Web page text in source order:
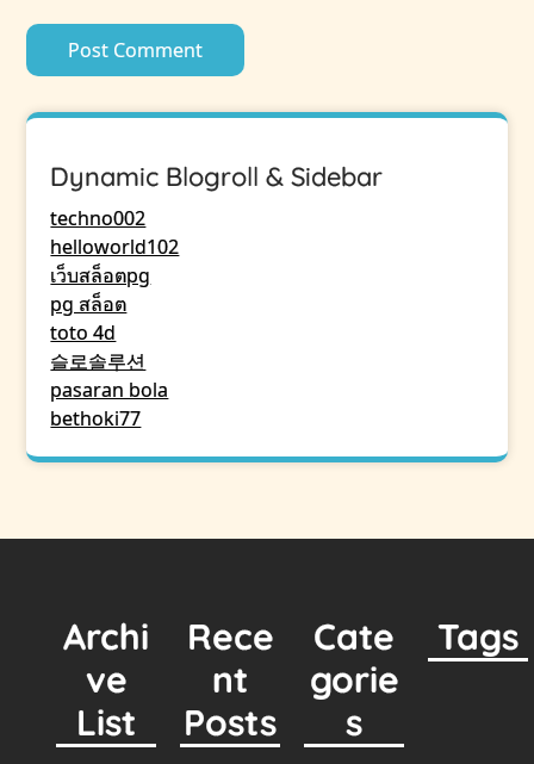
Dynamic Blogroll & Sidebar
techno002
helloworld102
เว็บสล็อตpg
pg สล็อต
toto 4d
슬로솔루션
pasaran bola
bethoki77
Archi
ve
List
Rece
nt
Posts
Cate
gorie
s
Tags